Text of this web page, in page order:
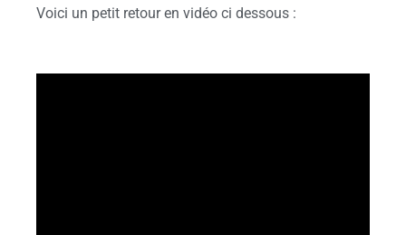
Voici un petit retour en vidéo ci dessous :